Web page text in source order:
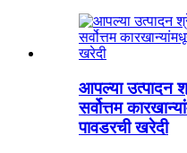
आपल्या उत्पादन
सर्वोत्तम
पावडरची खरेदी